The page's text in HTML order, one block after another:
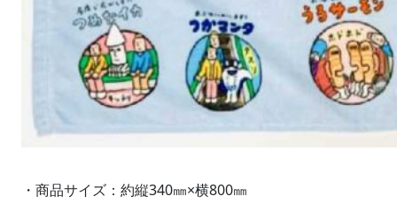
・商品サイズ：約縦340㎜×横800㎜